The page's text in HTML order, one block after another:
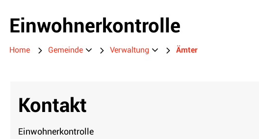
Einwohnerkontrolle
Home Gemeinde Verwaltung Ämter
Kontakt
Einwohnerkontrolle
Zugehörige Objekte